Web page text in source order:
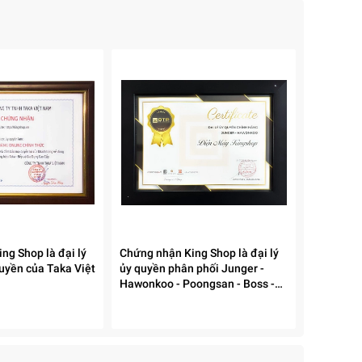
Shop là đại lý
của Taka Việt
Chứng nhận King Shop là đại lý
ủy quyền phân phối Junger -
Hawonkoo - Poongsan - Boss -